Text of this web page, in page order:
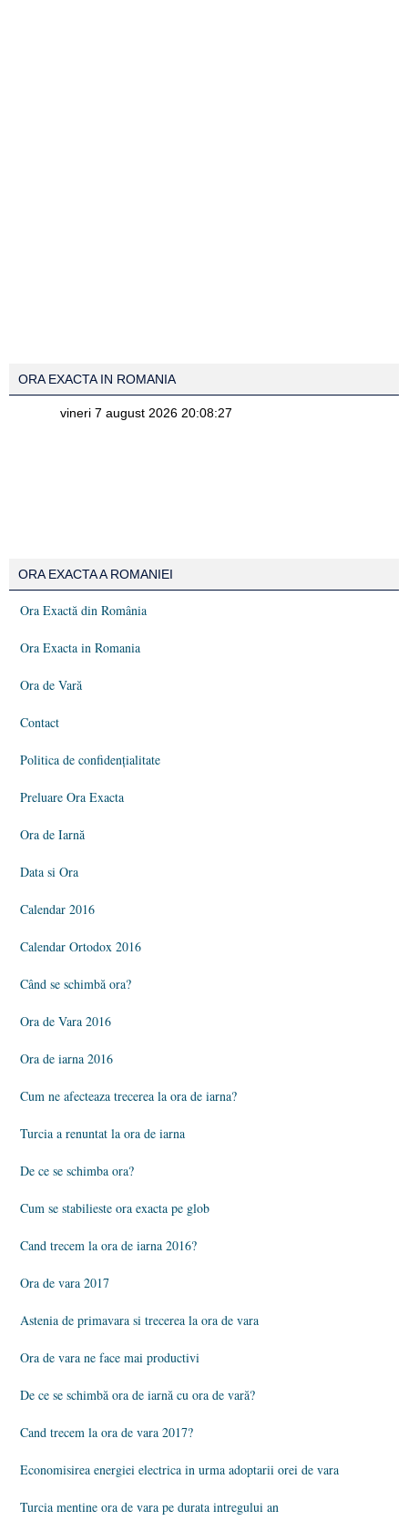
ORA EXACTA IN ROMANIA
ORA EXACTA A ROMANIEI
Ora Exactă din România
Ora Exacta in Romania
Ora de Vară
Contact
Politica de confidențialitate
Preluare Ora Exacta
Ora de Iarnă
Data si Ora
Calendar 2016
Calendar Ortodox 2016
Când se schimbă ora?
Ora de Vara 2016
Ora de iarna 2016
Cum ne afecteaza trecerea la ora de iarna?
Turcia a renuntat la ora de iarna
De ce se schimba ora?
Cum se stabilieste ora exacta pe glob
Cand trecem la ora de iarna 2016?
Ora de vara 2017
Astenia de primavara si trecerea la ora de vara
Ora de vara ne face mai productivi
De ce se schimbă ora de iarnă cu ora de vară?
Cand trecem la ora de vara 2017?
Economisirea energiei electrica in urma adoptarii orei de vara
Turcia mentine ora de vara pe durata intregului an